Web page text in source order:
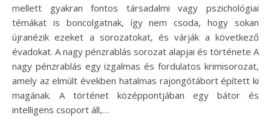
mellett gyakran fontos társadalmi vagy pszichológiai
témákat is boncolgatnak, így nem csoda, hogy sokan
újranézik ezeket a sorozatokat, és várják a következő
évadokat. A nagy pénzrablás sorozat alapjai és története A
nagy pénzrablás egy izgalmas és fordulatos krimisorozat,
amely az elmúlt években hatalmas rajongótábort épített ki
magának. A történet középpontjában egy bátor és
intelligens csoport áll,…